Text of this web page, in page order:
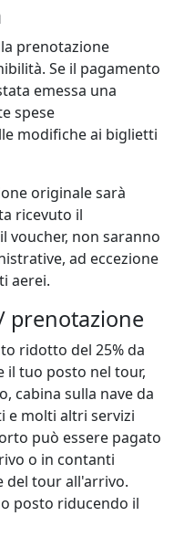
prenotazione
Se il pagamento
emessa una
spese
modifiche ai biglietti
originale sarà
ricevuto il
voucher, non saranno
ad eccezione
aerei.
prenotazione
ridotto del 25% da
il tuo posto nel tour,
cabina sulla nave da
e molti altri servizi
può essere pagato
o in contanti
del tour all'arrivo.
posto riducendo il